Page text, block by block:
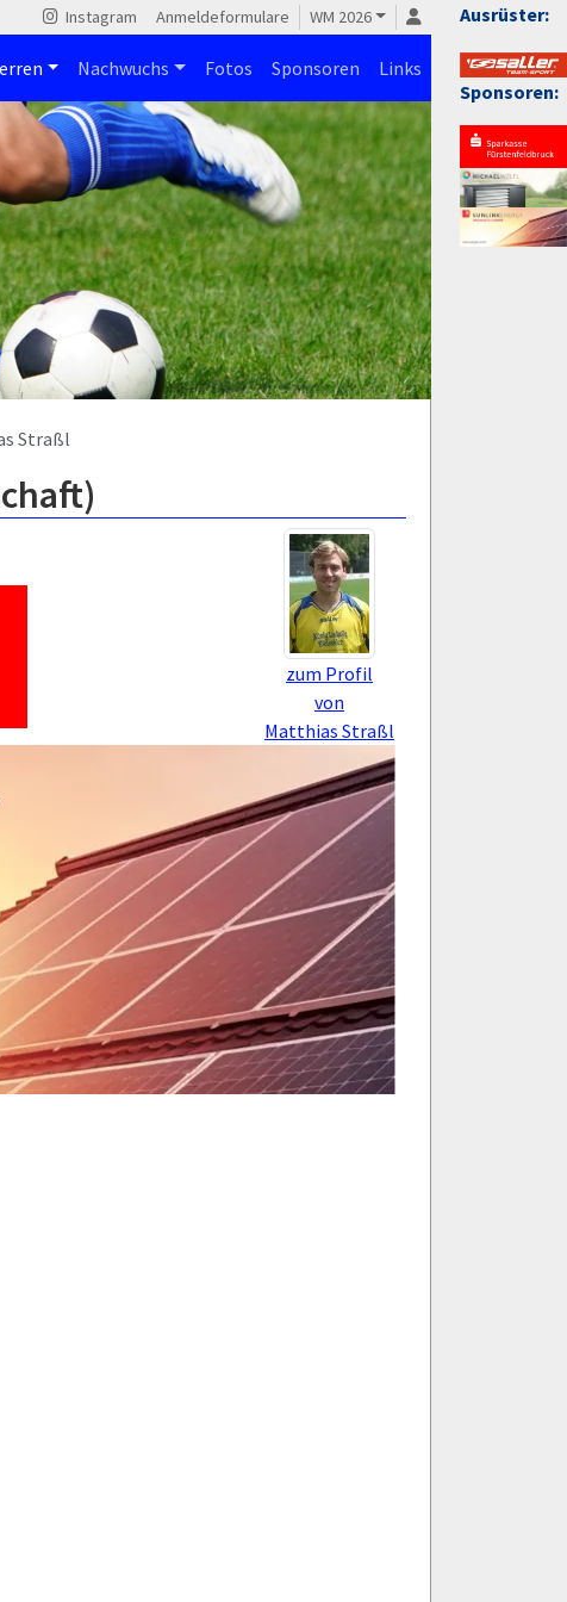
Ausrüster:
Sponsoren:
Instagram Anmeldeformulare WM 2026
Nachwuchs Fotos Sponsoren Links
Straßl
zum Profil
von
Matthias Straßl